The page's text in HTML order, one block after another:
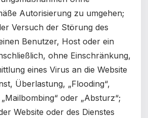
Autorisierung zu umgehen;
Versuch der Störung des
Benutzer, Host oder ein
ohne Einschränkung,
eines Virus an die Website
Überlastung, „Flooding“,
„Mailbombing“ oder „Absturz“;
Website oder des Dienstes